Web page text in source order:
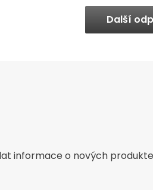
Další
informace o nových